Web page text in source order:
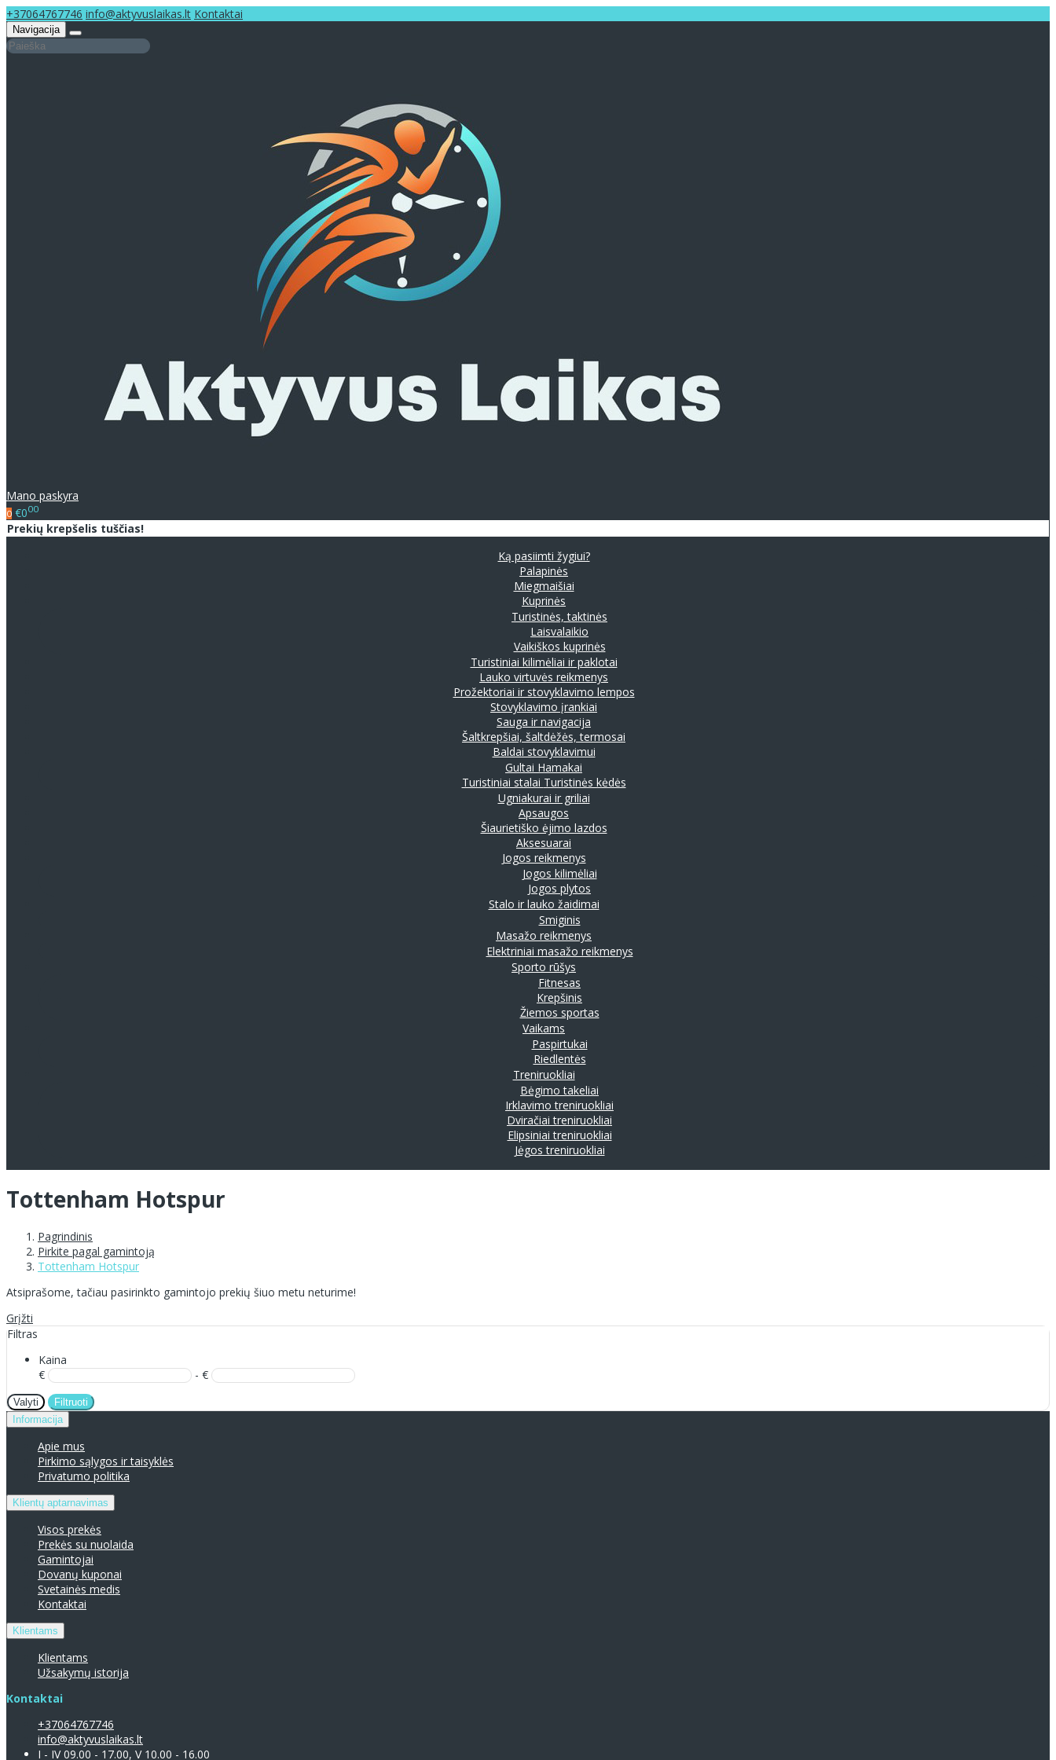
+37064767746 info@aktyvuslaikas.lt Kontaktai
Navigacija
Mano paskyra
0 €000
Prekių krepšelis tuščias!
Ką pasiimti žygiui?
Palapinės
Miegmaišiai
Kuprinės
Turistinės, taktinės
Laisvalaikio
Vaikiškos kuprinės
Turistiniai kilimėliai ir paklotai
Lauko virtuvės reikmenys
Prožektoriai ir stovyklavimo lempos
Stovyklavimo įrankiai
Sauga ir navigacija
Šaltkrepšiai, šaltdėžės, termosai
Baldai stovyklavimui
Gultai Hamakai
Turistiniai stalai Turistinės kėdės
Ugniakurai ir griliai
Apsaugos
Šiaurietiško ėjimo lazdos
Aksesuarai
Jogos reikmenys
Jogos kilimėliai
Jogos plytos
Stalo ir lauko žaidimai
Smiginis
Masažo reikmenys
Elektriniai masažo reikmenys
Sporto rūšys
Fitnesas
Krepšinis
Žiemos sportas
Vaikams
Paspirtukai
Riedlentės
Treniruokliai
Bėgimo takeliai
Irklavimo treniruokliai
Dviračiai treniruokliai
Elipsiniai treniruokliai
Jėgos treniruokliai
Tottenham Hotspur
Pagrindinis
Pirkite pagal gamintoją
Tottenham Hotspur
Atsiprašome, tačiau pasirinkto gamintojo prekių šiuo metu neturime!
Grįžti
Filtras
Kaina
€
- €
Valyti
Filtruoti
Informacija
Apie mus
Pirkimo sąlygos ir taisyklės
Privatumo politika
Klientų aptarnavimas
Visos prekės
Prekės su nuolaida
Gamintojai
Dovanų kuponai
Svetainės medis
Kontaktai
Klientams
Klientams
Užsakymų istorija
Kontaktai
+37064767746
info@aktyvuslaikas.lt
I - IV 09.00 - 17.00, V 10.00 - 16.00